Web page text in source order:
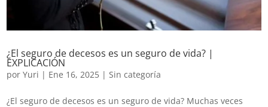
¿El seguro de decesos es un seguro de vida? |
EXPLICACIÓN
porYuri | Ene 16, 2025 | Sin categoría
¿El seguro de decesos es un seguro de vida? Muchas veces